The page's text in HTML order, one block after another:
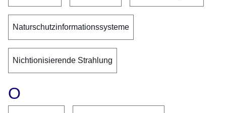
Naturschutzinformationssysteme
Nichtionisierende Strahlung
O